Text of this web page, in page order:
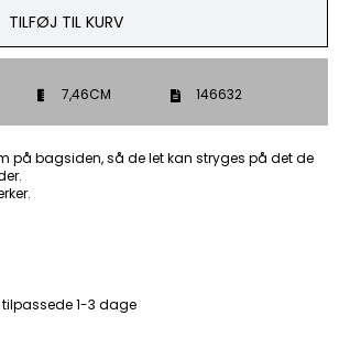
TILFØJ TIL KURV
7,46CM 146632
på bagsiden, så de let kan stryges på det de
1-3 dage